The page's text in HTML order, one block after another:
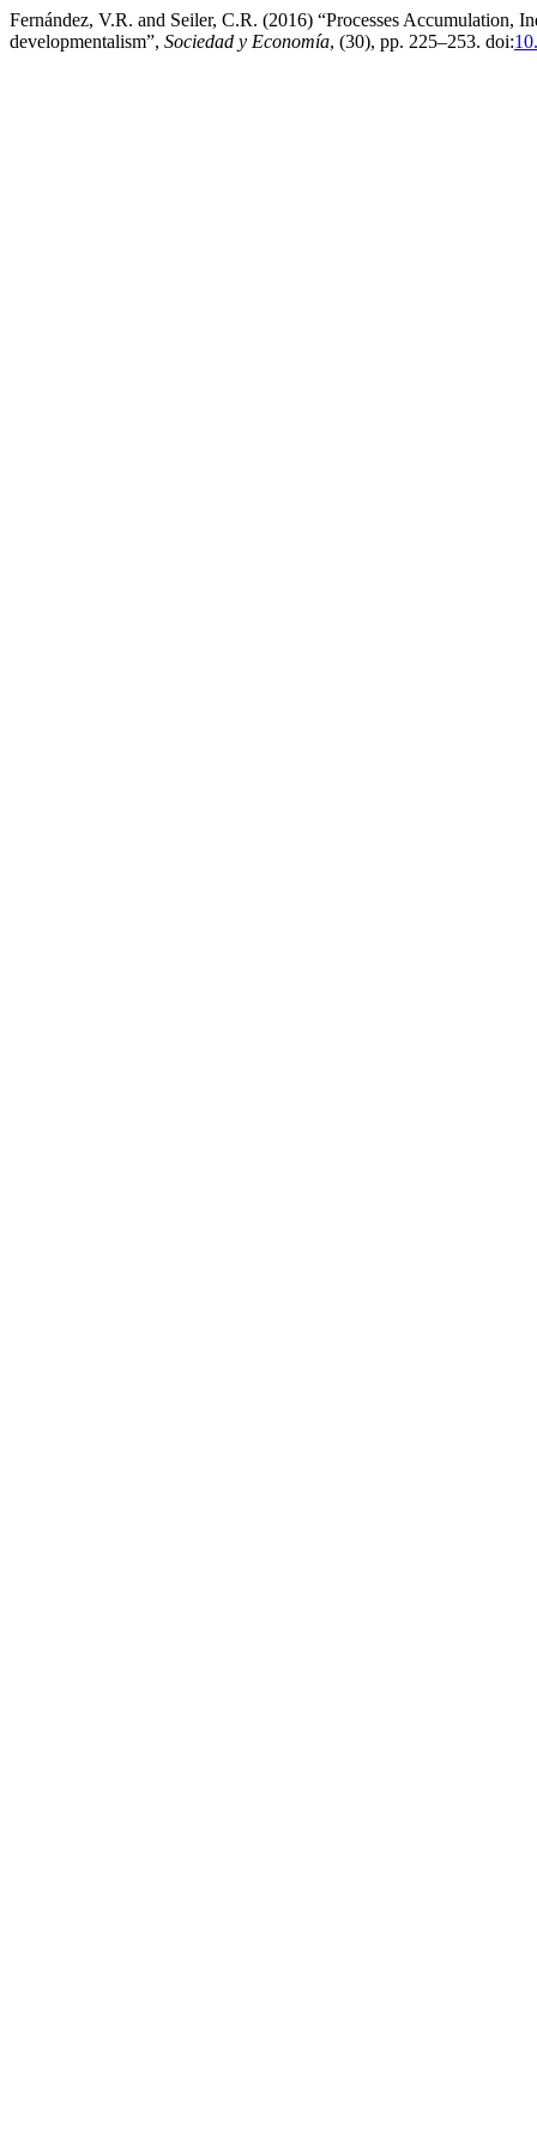
Fernández, V.R. and Seiler, C.R. (2016) “Processes Accumulation,
developmentalism”, Sociedad y Economía, (30), pp. 225–253. doi: